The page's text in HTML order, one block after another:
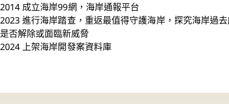
2014 成立海岸99網，海岸通報平台
2023 進行海岸踏查，重返最值得守護海岸，探究海岸過
是否解除或面臨新威脅
2024 上架海岸開發案資料庫